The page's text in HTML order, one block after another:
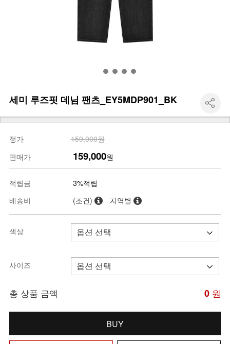
세미 루즈핏 데님 팬츠_EY5MDP901_BK
정가
159,000원
판매가
159,000원
적립금
3%적립
배송비
(조건) 지역별
색상
사이즈
총 상품 금액 0 원
BUY